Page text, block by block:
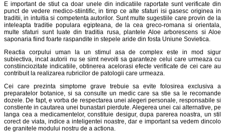
E important de stiut ca doar unele din indicatiile raportate sunt verificate din
punct de vedere medico-stiintific, in timp ce alte sfaturi isi gasesc originea in
traditii, in intuitia si competenta autorilor. Sunt multe sugestiile care provin de la
inteleapta traditie populara egipteana, de la cea greco-romana si orientala,
multe sfaturi sunt luate din traditia rusa, plantele Aloe arborescens si Aloe
saponaria fiind foarte raspandite in stepele aride din fosta Uniune Sovietica.
Reactia corpului uman la un stimul asa de complex este in mod sigur
subiectiva, incat autorii nu se simt nevoiti sa garanteze celui care urmeaza cu
constiinciozitate indicatiile, obtinerea acelorasi efecte verificate de cei care au
contribuit la realizarea rubricilor de patologii care urmeaza.
Cei care prezinta simptome grave trebuie sa evite folosirea exclusiva a
preparatelor botanice, si sa consulte un medic care sa stie sa le recomande
dozele. De fapt, e vorba de respectarea unei alegeri personale, responsabile si
constiente in cautarea unei bunastari pierdute. Alegerea unei cai alternative, pe
langa cea a medicamentelor, constituie desigur, dupa parerea noastra, un stil
corect de viata, indice a inteligentei noastre, dar e important sa vedem dincolo
de granitele modului nostru de a actiona.